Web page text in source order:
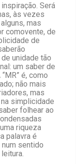
Será
às vezes
mas
comovente, de
de
unidade tão
um saber de
é, como
não mais
mas
simplicidade
folhear ao
riqueza
palavra é
sentido